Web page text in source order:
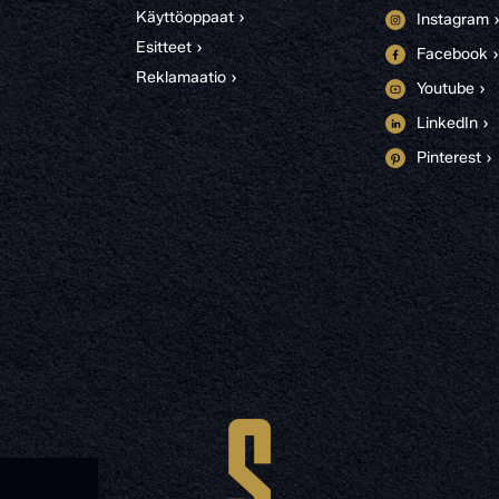
Käyttöoppaat ›
Esitteet ›
Reklamaatio ›
Instagram ›
Facebook ›
Youtube ›
LinkedIn ›
Pinterest ›